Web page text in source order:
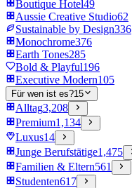
Boutique Hotel49
Aussie Creative Studio62
Sustainable by Design336
Monochrome376
Earth Tones285
Bold & Playful196
Executive Modern105
Für wen ist es?15
Alltag3,208
Premium1,134
Luxus14
Junge Berufstätige1,475
Familien & Eltern561
Studenten617